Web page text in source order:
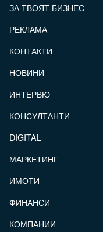
ЗА ТВОЯТ БИЗНЕС
РЕКЛАМА
КОНТАКТИ
НОВИНИ
ИНТЕРВЮ
КОНСУЛТАНТИ
DIGITAL
МАРКЕТИНГ
ИМОТИ
ФИНАНСИ
КОМПАНИИ